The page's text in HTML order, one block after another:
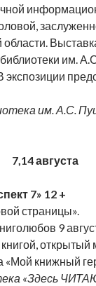
области.
им.
им. А.С.
7,14 августа
7» 12 +
страницы».
9
«Мой книжный
«Здесь